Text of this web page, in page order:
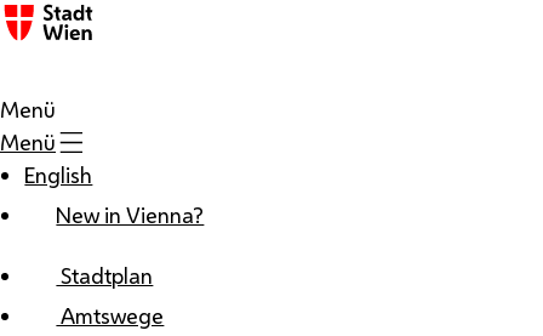
Zum Inhalt
Menü
Menü
English
New in Vienna?
Stadtplan
Amtswege